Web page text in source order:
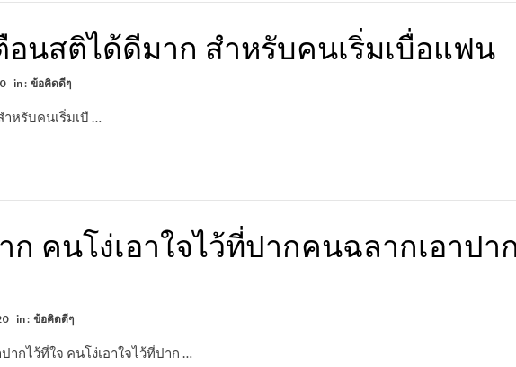
อนสติได้ดีมาก สำหรับคนเริ่มเบื่อแฟน
in : ข้อคิดดีๆ
ำหรับคนเริ่มเบื …
ก คนโง่เอาใจไว้ที่ปากคนฉลากเอาปาก
in : ข้อคิดดีๆ
ากไว้ที่ใจ คนโง่เอาใจไว้ที่ปาก …